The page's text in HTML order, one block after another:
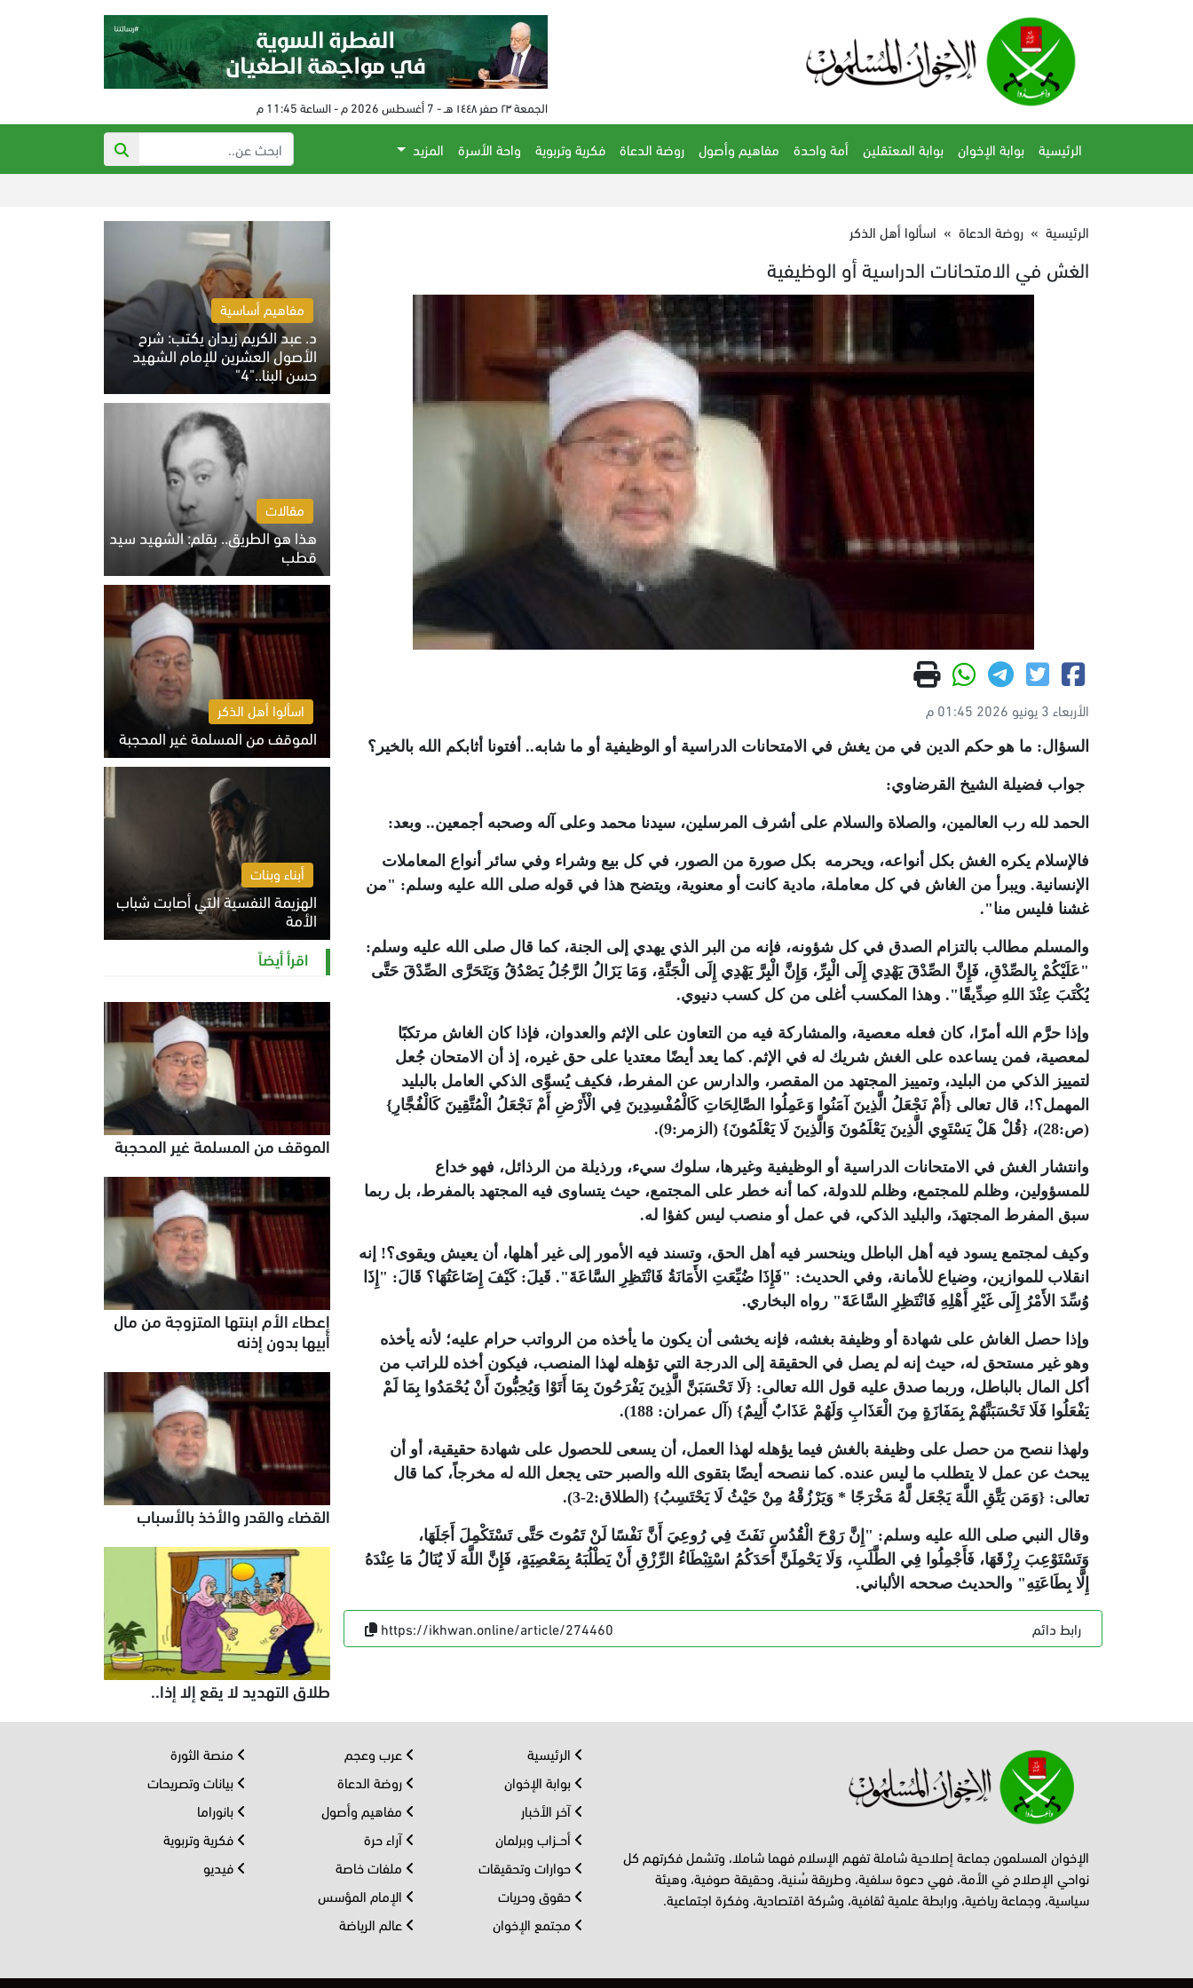
الجمعة ٢٣ صفر ١٤٤٨ هـ - 7 أغسطس 2026 م - الساعة 11:45 م
الرئيسية بوابة الإخوان بوابة المعتقلين أمة واحدة مفاهيم وأصول روضة الدعاة فكرية وتربوية واحة الأسرة
المزيد
الرئيسية » روضة الدعاة » اسألوا أهل الذكر
الغش في الامتحانات الدراسية أو الوظيفية
الأربعاء 3 يونيو 2026 01:45 م
السؤال: ما هو حكم الدين في من يغش في الامتحانات الدراسية أو الوظيفية أو ما شابه.. أفتونا أثابكم الله بالخير؟
جواب فضيلة الشيخ القرضاوي:
الحمد لله رب العالمين، والصلاة والسلام على أشرف المرسلين، سيدنا محمد وعلى آله وصحبه أجمعين.. وبعد:
فالإسلام يكره الغش بكل أنواعه، ويحرمه بكل صورة من الصور، في كل بيع وشراء وفي سائر أنواع المعاملات
الإنسانية. ويبرأ من الغاش في كل معاملة، مادية كانت أو معنوية، ويتضح هذا في قوله صلى الله عليه وسلم: "من
غشنا فليس منا".
والمسلم مطالب بالتزام الصدق في كل شؤونه، فإنه من البر الذي يهدي إلى الجنة، كما قال صلى الله عليه وسلم:
"عَلَيْكُمْ بِالصِّدْقِ، فَإِنَّ الصِّدْقَ يَهْدِي إِلَى الْبِرِّ، وَإِنَّ الْبِرَّ يَهْدِي إِلَى الْجَنَّةِ، وَمَا يَزَالُ الرَّجُلُ يَصْدُقُ وَيَتَحَرَّى الصِّدْقَ حَتَّى
يُكْتَبَ عِنْدَ اللهِ صِدِّيقًا". وهذا المكسب أغلى من كل كسب دنيوي.
وإذا حرَّم الله أمرًا، كان فعله معصية، والمشاركة فيه من التعاون على الإثم والعدوان، فإذا كان الغاش مرتكبًا
لمعصية، فمن يساعده على الغش شريك له في الإثم. كما يعد أيضًا معتديا على حق غيره، إذ أن الامتحان جُعل
لتمييز الذكي من البليد، وتمييز المجتهد من المقصر، والدارس عن المفرط، فكيف يُسوَّى الذكي العامل بالبليد
المهمل؟!، قال تعالى {أَمْ نَجْعَلُ الَّذِينَ آمَنُوا وَعَمِلُوا الصَّالِحَاتِ كَالْمُفْسِدِينَ فِي الْأَرْضِ أَمْ نَجْعَلُ الْمُتَّقِينَ كَالْفُجَّارِ}
(ص:28)، {قُلْ هَلْ يَسْتَوِي الَّذِينَ يَعْلَمُونَ وَالَّذِينَ لَا يَعْلَمُونَ} (الزمر:9).
وانتشار الغش في الامتحانات الدراسية أو الوظيفية وغيرها، سلوك سيء، ورذيلة من الرذائل، فهو خداع
للمسؤولين، وظلم للمجتمع، وظلم للدولة، كما أنه خطر على المجتمع، حيث يتساوى فيه المجتهد بالمفرط، بل ربما
سبق المفرط المجتهدَ، والبليد الذكي، في عمل أو منصب ليس كفؤا له.
وكيف لمجتمع يسود فيه أهل الباطل وينحسر فيه أهل الحق، وتسند فيه الأمور إلى غير أهلها، أن يعيش ويقوى؟! إنه
انقلاب للموازين، وضياع للأمانة، وفي الحديث: "فَإِذَا ضُيِّعَتِ الأَمَانَةُ فَانْتَظِرِ السَّاعَةَ". قَيلَ: كَيْفَ إِضَاعَتُهَا؟ قَالَ: "إِذَا
وُسِّدَ الأَمْرُ إِلَى غَيْرِ أَهْلِهِ فَانْتَظِرِ السَّاعَةَ" رواه البخاري.
وإذا حصل الغاش على شهادة أو وظيفة بغشه، فإنه يخشى أن يكون ما يأخذه من الرواتب حرام عليه؛ لأنه يأخذه
وهو غير مستحق له، حيث إنه لم يصل في الحقيقة إلى الدرجة التي تؤهله لهذا المنصب، فيكون أخذه للراتب من
أكل المال بالباطل، وربما صدق عليه قول الله تعالى: {لَا تَحْسَبَنَّ الَّذِينَ يَفْرَحُونَ بِمَا أَتَوْا وَيُحِبُّونَ أَنْ يُحْمَدُوا بِمَا لَمْ
يَفْعَلُوا فَلَا تَحْسَبَنَّهُمْ بِمَفَازَةٍ مِنَ الْعَذَابِ وَلَهُمْ عَذَابٌ أَلِيمٌ} (آل عمران: 188).
ولهذا ننصح من حصل على وظيفة بالغش فيما يؤهله لهذا العمل، أن يسعى للحصول على شهادة حقيقية، أو أن
يبحث عن عمل لا يتطلب ما ليس عنده. كما ننصحه أيضًا بتقوى الله والصبر حتى يجعل الله له مخرجاً، كما قال
تعالى: {وَمَن يَتَّقِ اللَّهَ يَجْعَل لَّهُ مَخْرَجًا * وَيَرْزُقْهُ مِنْ حَيْثُ لَا يَحْتَسِبُ} (الطلاق:2-3).
وقال النبي صلى الله عليه وسلم: "إِنَّ رَوْحَ الْقُدُسِ نَفَثَ فِي رُوعِيَ أَنَّ نَفْسًا لَنْ تَمُوتَ حَتَّى تَسْتَكْمِلَ أَجَلَهَا،
وَتَسْتَوْعِبَ رِزْقَهَا، فَأَجْمِلُوا فِي الطَّلَبِ، وَلَا يَحْمِلَنَّ أَحَدَكُمُ اسْتِبْطَاءُ الرِّزْقِ أَنْ يَطْلُبَهُ بِمَعْصِيَةٍ، فَإِنَّ اللَّهَ لَا يُنَالُ مَا عِنْدَهُ
إِلَّا بِطَاعَتِهِ" والحديث صححه الألباني.
رابط دائم https://ikhwan.online/article/274460
مفاهيم أساسية
د. عبد الكريم زيدان يكتب: شرح
الأصول العشرين للإمام الشهيد
حسن البنا.."4"
الخميس 6 أغسطس 2026 10:27 ص
مقالات
هذا هو الطريق.. بقلم: الشهيد سيد
قطب
الخميس 6 أغسطس 2026 10:52 ص
اسألوا أهل الذكر
الموقف من المسلمة غير المحجبة
الخميس 6 أغسطس 2026 10:45 ص
أبناء وبنات
الهزيمة النفسية التي أصابت شباب
الأمة
الخميس 6 أغسطس 2026 11:12 ص
اقرأ أيضاً
الموقف من المسلمة غير المحجبة
إعطاء الأم ابنتها المتزوجة من مال
أبيها بدون إذنه
القضاء والقدر والأخذ بالأسباب
طلاق التهديد لا يقع إلا إذا..
الإخوان المسلمون جماعة إصلاحية شاملة تفهم الإسلام فهما شاملا، وتشمل فكرتهم كل
نواحي الإصلاح في الأمة، فهي دعوة سلفية، وطريقة سُنية، وحقيقة صوفية، وهيئة
سياسية، وجماعة رياضية، ورابطة علمية ثقافية، وشركة اقتصادية، وفكرة اجتماعية.
الرئيسية
بوابة الإخوان
آخر الأخبار
أحــزاب وبرلمان
حوارات وتحقيقات
حقوق وحريات
مجتمع الإخوان
عرب وعجم
روضة الدعاة
مفاهيم وأصول
آراء حرة
ملفات خاصة
الإمام المؤسس
عالم الرياضة
منصة الثورة
بيانات وتصريحات
بانوراما
فكرية وتربوية
فيديو